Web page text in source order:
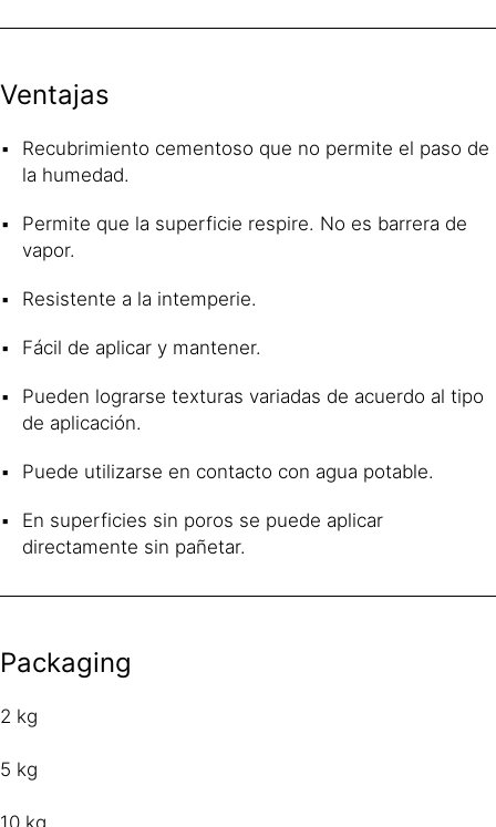
Ventajas
Recubrimiento cementoso que no permite el paso de
la humedad.
Permite que la superficie respire. No es barrera de
vapor.
Resistente a la intemperie.
Fácil de aplicar y mantener.
Pueden lograrse texturas variadas de acuerdo al tipo
de aplicación.
Puede utilizarse en contacto con agua potable.
En superficies sin poros se puede aplicar
directamente sin pañetar.
Packaging
2 kg
5 kg
10 kg